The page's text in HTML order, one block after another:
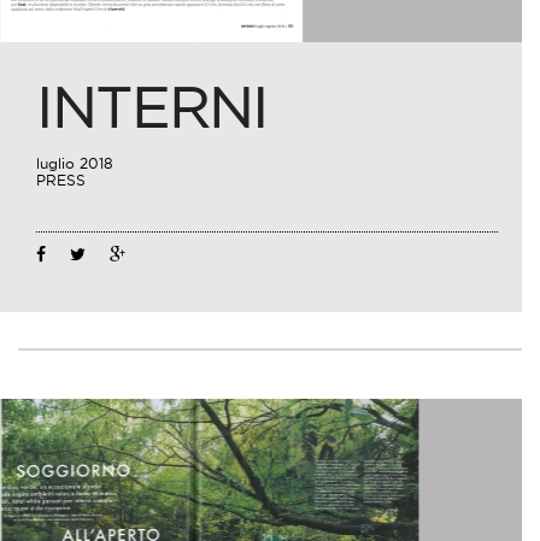
INTERNI
luglio 2018
PRESS
Lug 23 2018